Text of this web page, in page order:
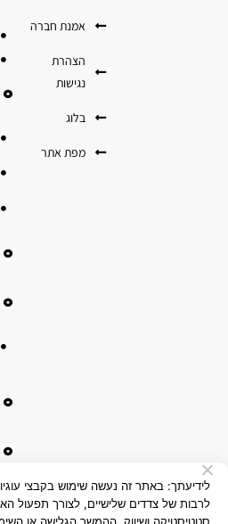
אמנת חברה
הצהרת
נגישות
בלוג
מפת אתר
לרבות של צדדים שלישיים, לצורך תפעול